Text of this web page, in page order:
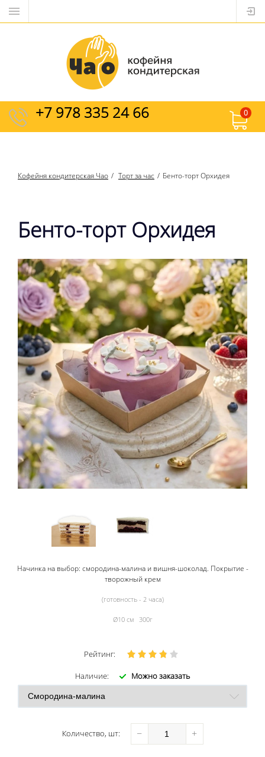
+7 978 335 24 66 0
Кофейня кондитерская Чао Торт за час Бенто-торт Орхидея
Бенто-торт Орхидея
Начинка на выбор: смородина-малина и вишня-шоколад. Покрытие -
творожный крем
(готовность - 2 часа)
Ø10 см 300г
Рейтинг:
Наличие: Можно заказать
Количество, шт: − +